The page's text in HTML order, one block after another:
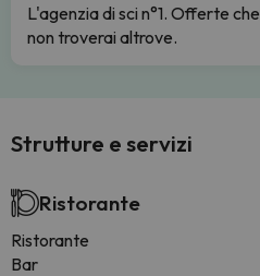
L'agenzia di sci n°1. Offerte che
non troverai altrove.
Strutture e servizi
Ristorante
Ristorante
Bar